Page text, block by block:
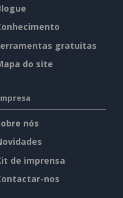
gratuitas
do site
nós
de imprensa
nos